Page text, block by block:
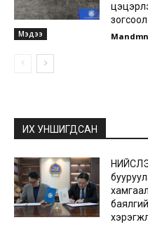
Мэдээ Mandmn
ИХ УНШИГДСАН